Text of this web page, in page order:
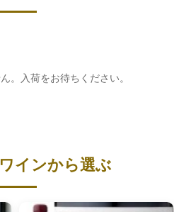
。入荷をお待ちください。
インから選ぶ